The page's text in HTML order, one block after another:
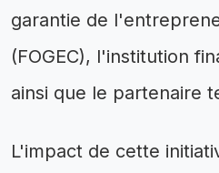
garantie de
(FOGEC), l'institution
ainsi que le partenaire
L'impact de cette